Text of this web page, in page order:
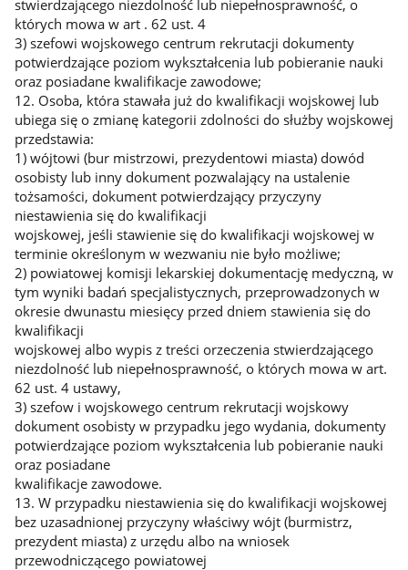
stwierdzającego niezdolność lub niepełnosprawność, o
których mowa w art . 62 ust. 4
3) szefowi wojskowego centrum rekrutacji dokumenty
potwierdzające poziom wykształcenia lub pobieranie nauki
oraz posiadane kwalifikacje zawodowe;
12. Osoba, która stawała już do kwalifikacji wojskowej lub
ubiega się o zmianę kategorii zdolności do służby wojskowej
przedstawia:
1) wójtowi (bur mistrzowi, prezydentowi miasta) dowód
osobisty lub inny dokument pozwalający na ustalenie
tożsamości, dokument potwierdzający przyczyny
niestawienia się do kwalifikacji
wojskowej, jeśli stawienie się do kwalifikacji wojskowej w
terminie określonym w wezwaniu nie było możliwe;
2) powiatowej komisji lekarskiej dokumentację medyczną, w
tym wyniki badań specjalistycznych, przeprowadzonych w
okresie dwunastu miesięcy przed dniem stawienia się do
kwalifikacji
wojskowej albo wypis z treści orzeczenia stwierdzającego
niezdolność lub niepełnosprawność, o których mowa w art.
62 ust. 4 ustawy,
3) szefow i wojskowego centrum rekrutacji wojskowy
dokument osobisty w przypadku jego wydania, dokumenty
potwierdzające poziom wykształcenia lub pobieranie nauki
oraz posiadane
kwalifikacje zawodowe.
13. W przypadku niestawienia się do kwalifikacji wojskowej
bez uzasadnionej przyczyny właściwy wójt (burmistrz,
prezydent miasta) z urzędu albo na wniosek
przewodniczącego powiatowej